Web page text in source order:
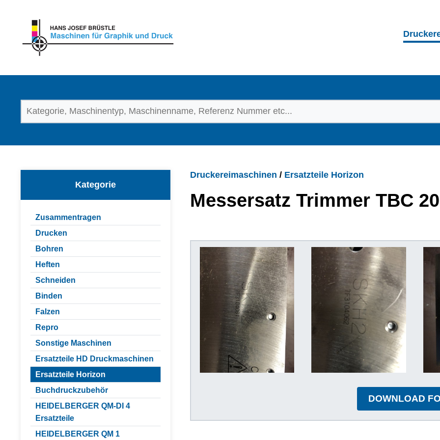
Kategorie
Zusammentragen
Drucken
Bohren
Heften
Schneiden
Binden
Falzen
Repro
Sonstige Maschinen
Ersatzteile HD Druckmaschinen
Ersatzteile Horizon
Buchdruckzubehör
HEIDELBERGER QM-DI 4
Ersatzteile
HEIDELBERGER QM 1
Druckereimaschinen / Ersatzteile Horizon
Messersatz Trimmer TBC
DOWNLOAD